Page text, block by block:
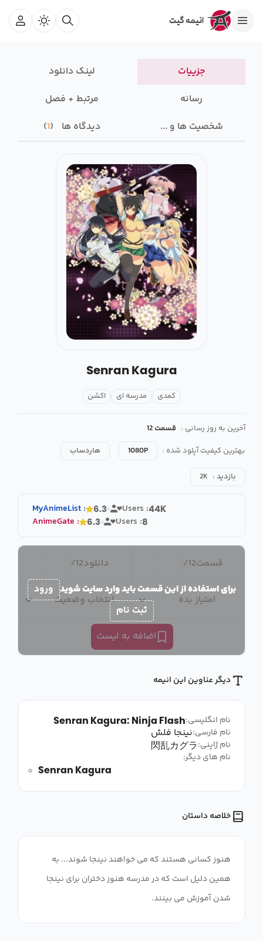
جزییات
لینک دانلود
رسانه‌
مرتبط + فصل
شخصیت ها و ...
دیدگاه ها 1
Senran Kagura
کمدی مدرسه ای اکشن
آخرین به روز رسانی : قسمت 12
بهترین کیفیت آپلود شده :
1080P هاردساب
بازدید : 2K
MyAnimeList : 6.3 Users :44K
AnimeGate : 6.3 Users :8
قسمت12
/ دانلود12
/
امتیاز بده انتخاب وضعیت
اضافه به لیست
برای استفاده از این قسمت باید وارد سایت شوید ورود
ثبت نام
دیگر عناوین این انیمه
نام انگلیسی:Senran Kagura: Ninja Flash
نام فارسی:نینجا فلش
نام ژاپنی:閃乱カグラ
نام های دیگر:
Senran Kagura
خلاصه داستان
هنوز کسانی هستند که می خواهند نینجا شوند... به
همین دلیل است که در مدرسه هنوز دختران برای نینجا
شدن آموزش می بینند.